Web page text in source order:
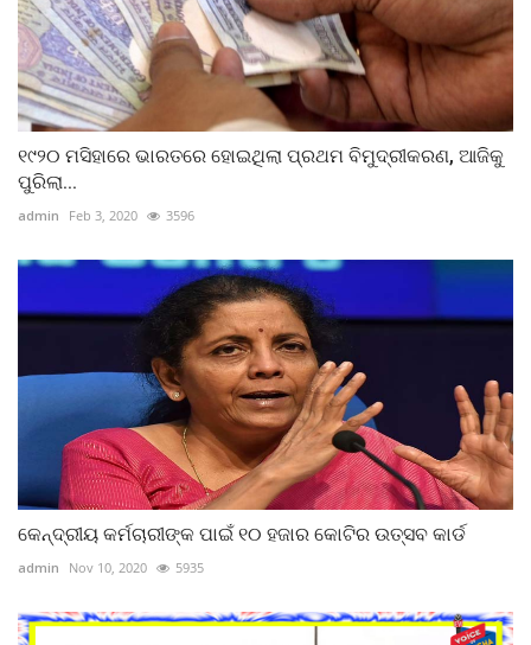
୧୯୨୦ ମସିହାରେ ଭାରତରେ ହୋଇଥିଲା ପ୍ରଥମ ବିମୁଦ୍ରୀକରଣ, ଆଜିକୁ
ପୁରିଲା...
admin Feb 3, 2020 3596
କେନ୍ଦ୍ରୀୟ କର୍ମଚାରୀଙ୍କ ପାଇଁ ୧୦ ହଜାର କୋଟିର ଉତ୍ସବ କାର୍ଡ
admin Nov 10, 2020 5935